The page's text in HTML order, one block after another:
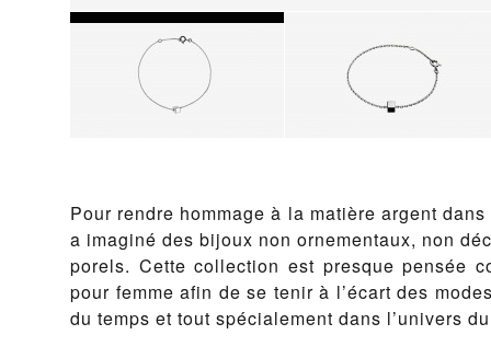
Pour ren­dre hom­mage à la matière ar­gent
a imag­iné des bi­joux non orne­men­taux, non
porels. Cette col­lec­tion est presque pen­sée
pour femme afin de se tenir à l’écart des
du temps et tout spé­ciale­ment dans l’univers